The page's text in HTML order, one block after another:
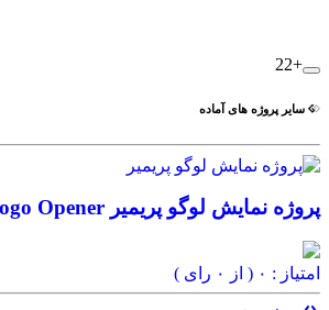
+22
سایر پروژه های آماده
پروژه نمایش لوگو پریمیر Multi Screen Logo Opener
امتیاز : ۰ ( از ۰ رای )